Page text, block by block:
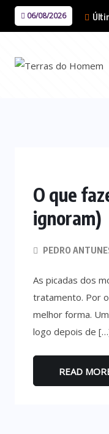
06/08/2026
O que
ignoram)
PEDRO
As picadas dos
tratamento. Por
melhor forma.
logo depois de
READ